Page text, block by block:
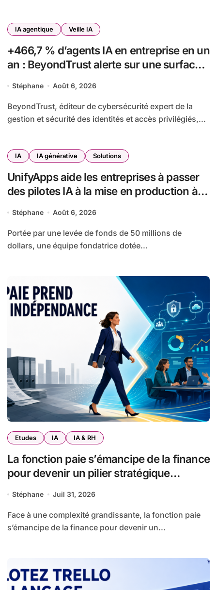
IA agentique Veille IA
+466,7 % d’agents IA en entreprise en un
an : BeyondTrust alerte sur une surface
Stéphane Août 6, 2026
BeyondTrust, éditeur de cybersécurité expert de la
gestion et sécurité des identités et accès privilégiés,...
IA IA générative Solutions
UnifyApps aide les entreprises à passer
des pilotes IA à la mise en production à
Stéphane Août 6, 2026
Portée par une levée de fonds de 50 millions de
dollars, une équipe fondatrice dotée...
Etudes IA IA & RH
La fonction paie s’émancipe de la finance
pour devenir un pilier stratégique
Stéphane Juil 31, 2026
Face à une complexité grandissante, la fonction paie
s’émancipe de la finance pour devenir un...